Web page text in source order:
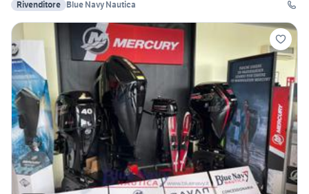
Rivenditore Blue Navy Nautica